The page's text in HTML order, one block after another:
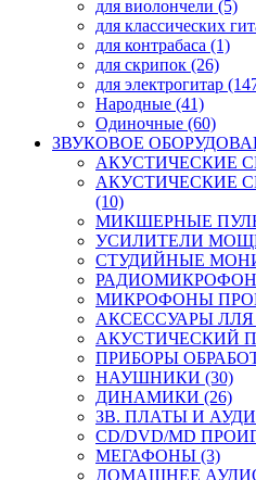
для виолончели (5)
для классических
для контрабаса (1)
для скрипок (26)
для электрогитар
Народные (41)
Одиночные (60)
ЗВУКОВОЕ
АКУСТИЧЕСКИЕ
АКУСТИЧЕСКИЕ
(10)
МИКШЕРНЫЕ
УСИЛИТЕЛИ
СТУДИЙНЫЕ
МИКРОФОНЫ
АКСЕССУАРЫ
АКУСТИЧЕСКИЙ
ПРИБОРЫ
НАУШНИКИ (30)
ДИНАМИКИ (26)
ЗВ. ПЛАТЫ И
CD/DVD/MD
МЕГАФОНЫ (3)
ДОМАШНЕЕ АУДИО